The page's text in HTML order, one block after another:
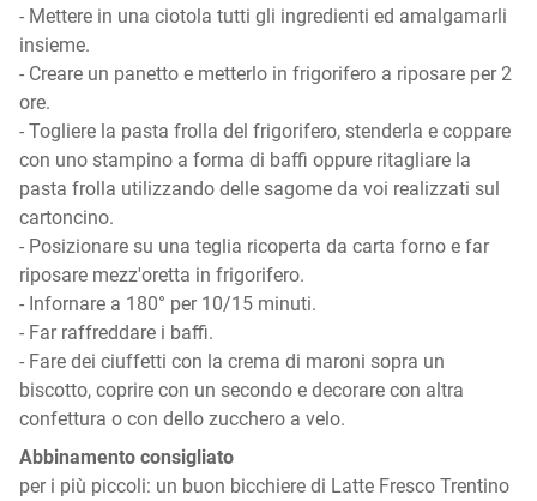
- Mettere in una ciotola tutti gli ingredienti ed amalgamarli
insieme.
- Creare un panetto e metterlo in frigorifero a riposare per 2
ore.
- Togliere la pasta frolla del frigorifero, stenderla e coppare
con uno stampino a forma di baffi oppure ritagliare la
pasta frolla utilizzando delle sagome da voi realizzati sul
cartoncino.
- Posizionare su una teglia ricoperta da carta forno e far
riposare mezz'oretta in frigorifero.
- Infornare a 180° per 10/15 minuti.
- Far raffreddare i baffi.
- Fare dei ciuffetti con la crema di maroni sopra un
biscotto, coprire con un secondo e decorare con altra
confettura o con dello zucchero a velo.
Abbinamento consigliato
per i più piccoli: un buon bicchiere di Latte Fresco Trentino